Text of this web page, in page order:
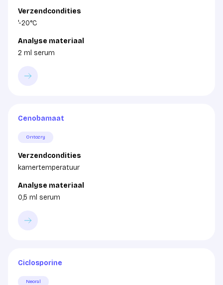
Verzendcondities
'-20°C
Analyse materiaal
2 ml serum
Cenobamaat
Ontozry
Verzendcondities
kamertemperatuur
Analyse materiaal
0,5 ml serum
Ciclosporine
Neoral